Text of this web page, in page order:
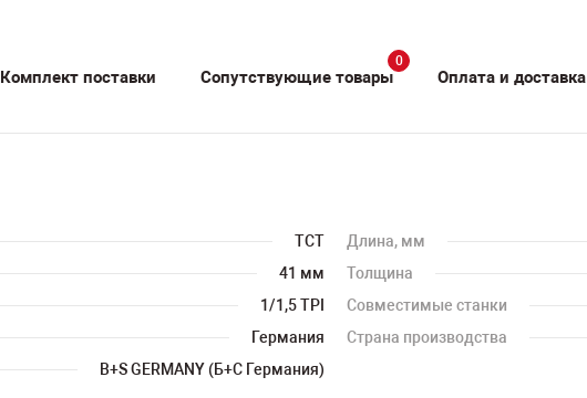
Комплект поставки Сопутствующие товары
0
Оплата и доставка
TCT Длина, мм
41 мм Толщина
1/1,5 TPI Совместимые станки
Германия Страна производства
B+S GERMANY (Б+С Германия)